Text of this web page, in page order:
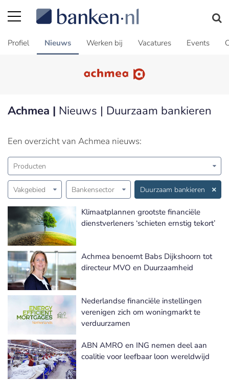
Profiel Nieuws Werken bij Vacatures Events
Achmea | Nieuws | Duurzaam bankieren
Een overzicht van Achmea nieuws:
Producten
Vakgebied Bankensector Duurzaam bankieren
Klimaatplannen grootste financiële
dienstverleners ‘schieten ernstig tekort’
Achmea benoemt Babs Dijkshoorn tot
directeur MVO en Duurzaamheid
Nederlandse financiële instellingen
verenigen zich om woningmarkt te
verduurzamen
ABN AMRO en ING nemen deel aan
coalitie voor leefbaar loon wereldwijd